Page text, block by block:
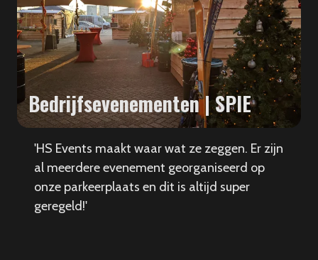
Bedrijfsevenementen | SPIE
'HS Events maakt waar wat ze zeggen. Er zijn
al meerdere evenement georganiseerd op
onze parkeerplaats en dit is altijd super
geregeld!'